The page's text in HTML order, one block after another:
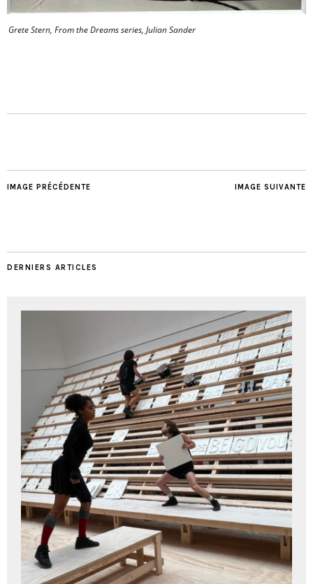
Grete Stern, From the Dreams series, Julian Sander
IMAGE SUIVANTE
IMAGE PRÉCÉDENTE
DERNIERS ARTICLES